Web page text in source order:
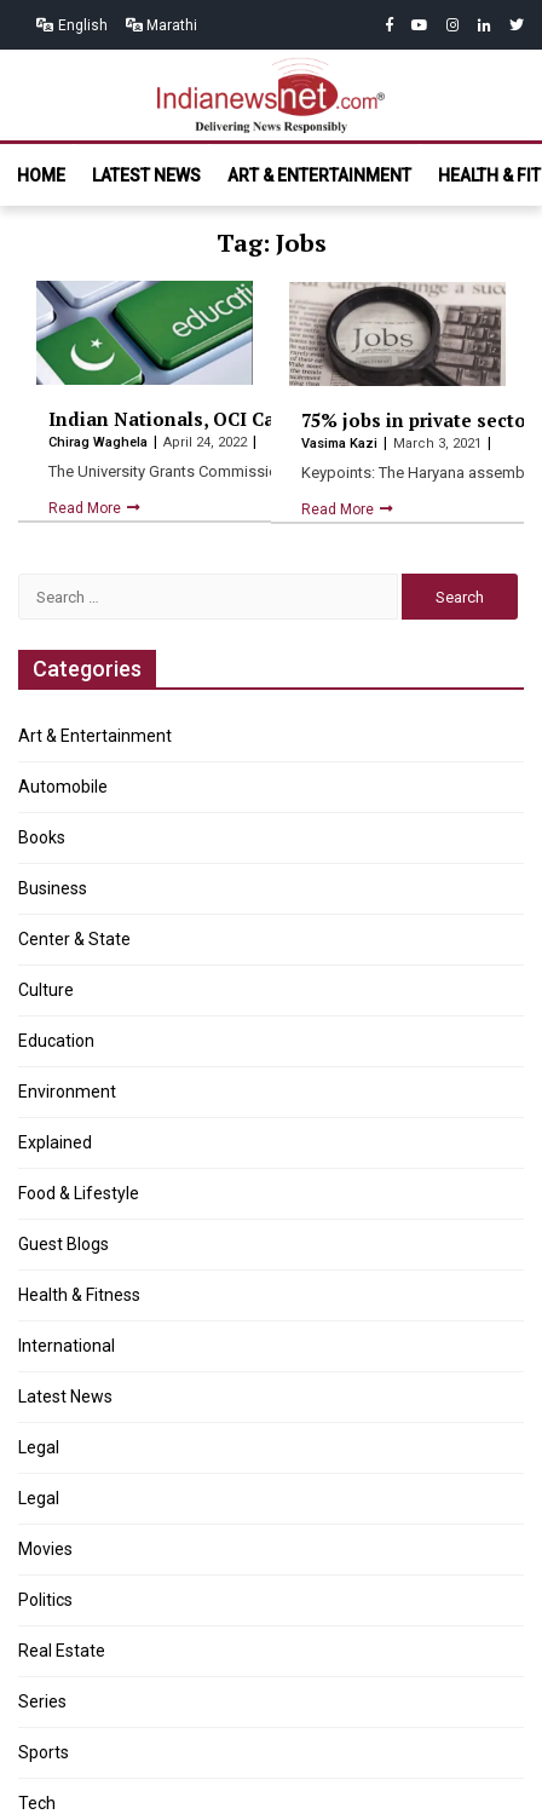
English Marathi facebook
youtubeinstagram
linkedin
India News
Net.com
HOME
LATEST NEWS ART & ENTERTAINMENT HEALTH &
Tag: Jobs
Indian Nationals, OCI Cardholders Planning To
Chirag Waghela April 24, 2022
The University Grants Commission (UGC) and the All India Council…
Read More
75% jobs in private
Vasima Kazi March 3, 2021
Keypoints: The Haryana
Read More
Categories
Art & Entertainment
Automobile
Books
Business
Center & State
Culture
Education
Environment
Explained
Food & Lifestyle
Guest Blogs
Health & Fitness
International
Latest News
Legal
Legal
Movies
Politics
Real Estate
Series
Sports
Tech